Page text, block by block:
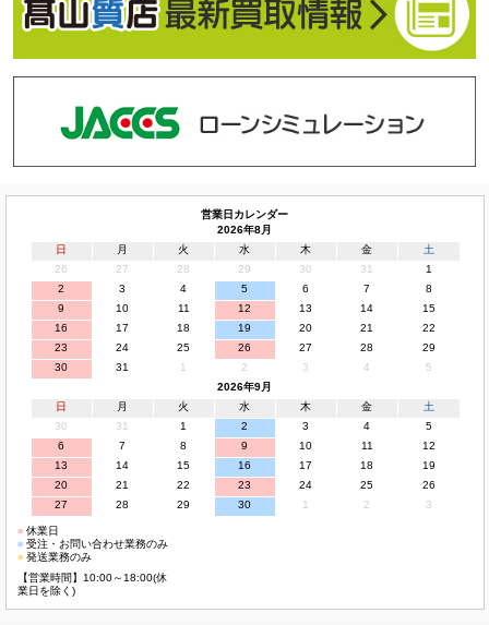
営業日カレンダー
2026年8月
日
月 火 水 木 金
土
26
27 28 29 30 31
1
2
3 4 5 6 7
8
9
10 11 12 13 14
15
16
17 18 19 20 21
22
23
24 25 26 27 28
29
30
31 1 2 3 4
5
2026年9月
日
月 火 水 木 金
土
30
31 1 2 3 4
5
6
7 8 9 10 11
12
13
14 15 16 17 18
19
20
21 22 23 24 25
26
27
28 29 30 1 2 3
■休業日
■受注・お問い合わせ業務のみ
■発送業務のみ
【営業時間】10:00～18:00(休
業日を除く)